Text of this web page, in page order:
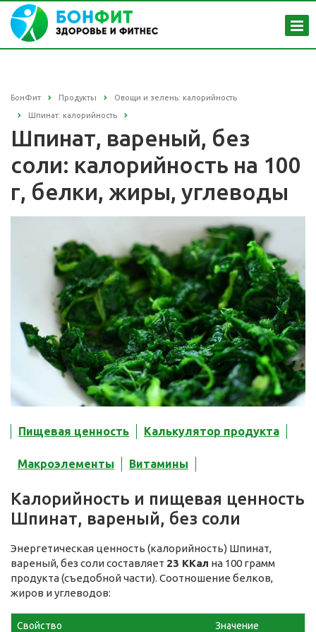
БонФит Продукты Овощи и зелень: калорийность
Шпинат: калорийность
Шпинат, вареный, без
соли: калорийность на 100
г, белки, жиры, углеводы
Пищевая ценность Калькулятор продукта
Макроэлементы Витамины
Калорийность и пищевая ценность
Шпинат, вареный, без соли
Энергетическая ценность (калорийность) Шпинат,
вареный, без соли составляет 23 ККал на 100 грамм
продукта (съедобной части). Соотношение белков,
жиров и углеводов:
Свойство Значение